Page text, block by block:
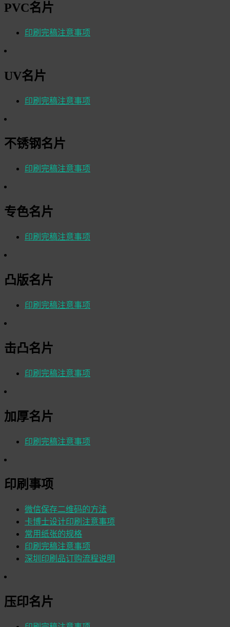
PVC名片
印刷完稿注意事项
UV名片
印刷完稿注意事项
不锈钢名片
印刷完稿注意事项
专色名片
印刷完稿注意事项
凸版名片
印刷完稿注意事项
击凸名片
印刷完稿注意事项
加厚名片
印刷完稿注意事项
印刷事项
微信保存二维码的方法
卡博士设计印刷注意事项
常用纸张的规格
印刷完稿注意事项
深圳印刷品订购流程说明
压印名片